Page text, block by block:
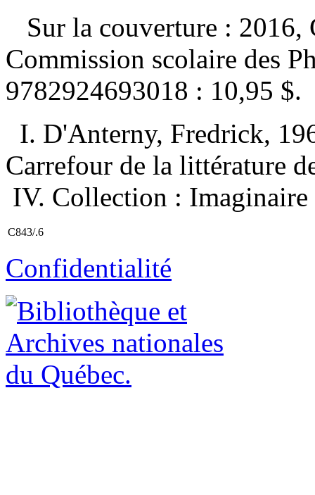
Sur la couverture :
Commission scolaire des
9782924693018 : 10,95 $.
I. D'Anterny, Fredrick,
Carrefour de la littérature
IV. Collection : Imaginaire
C843/.6
Confidentialité